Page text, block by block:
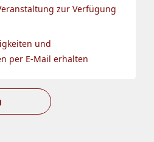
zur Verfügung
und
per E-Mail erhalten